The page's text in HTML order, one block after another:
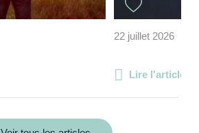
22 juillet 2026
Lire l'article